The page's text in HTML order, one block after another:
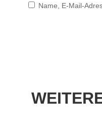
Name, E-Mail-